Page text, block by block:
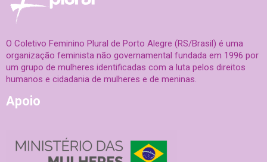
O Coletivo Feminino Plural de Porto Alegre (RS/Brasil) é uma
organização feminista não governamental fundada em 1996 por
um grupo de mulheres identificadas com a luta pelos direitos
humanos e cidadania de mulheres e de meninas.
Apoio